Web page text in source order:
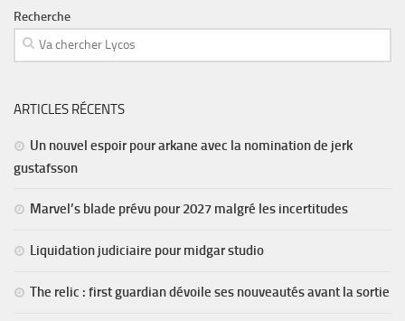
Recherche
ARTICLES RÉCENTS
Un nouvel espoir pour arkane avec la nomination de jerk
gustafsson
Marvel’s blade prévu pour 2027 malgré les incertitudes
Liquidation judiciaire pour midgar studio
The relic : first guardian dévoile ses nouveautés avant la sortie